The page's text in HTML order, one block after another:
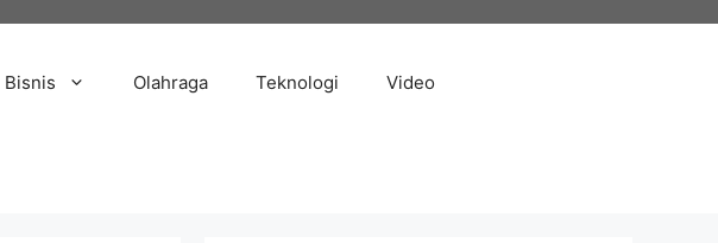
Bisnis Olahraga Teknologi Video